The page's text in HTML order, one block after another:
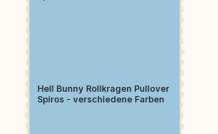
Hell Bunny Rollkragen Pullover
Spiros - verschiedene Farben